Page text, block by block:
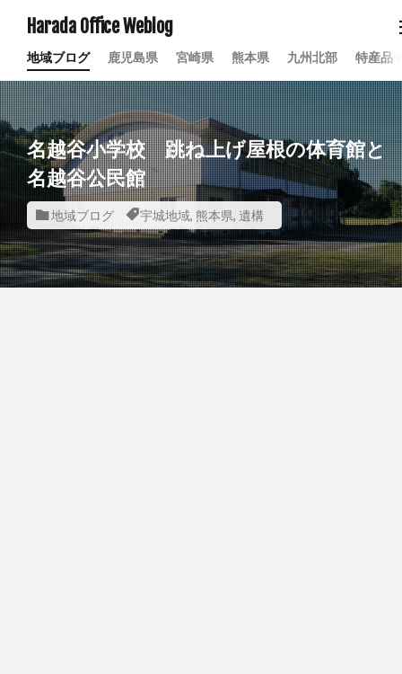
Harada Office Weblog
地域ブログ 鹿児島県 宮崎県 熊本県 九州北部 特産品
名越谷小学校 跳ね上げ屋根の体育館と
名越谷公民館
地域ブログ 宇城地域, 熊本県, 遺構